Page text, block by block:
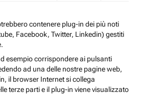
contenere plug-in dei più noti
Facebook, Twitter, Linkedin) gestiti
esempio corrispondere ai pulsanti
ad una delle nostre pagine web,
il browser Internet si collega
terze parti e il plug-in viene visualizzato